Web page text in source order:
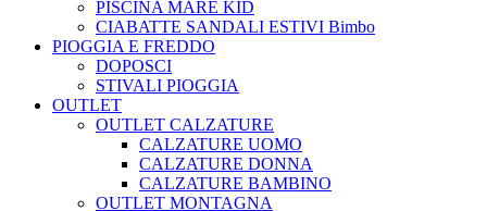
PISCINA MARE KID
CIABATTE SANDALI ESTIVI Bimbo
PIOGGIA E FREDDO
DOPOSCI
STIVALI PIOGGIA
OUTLET
OUTLET CALZATURE
CALZATURE UOMO
CALZATURE DONNA
CALZATURE BAMBINO
OUTLET MONTAGNA